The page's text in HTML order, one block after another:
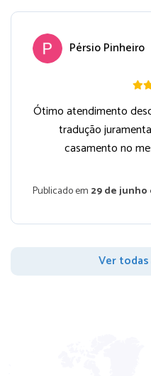
Pérsio Pinheiro
Ótimo atendimento
tradução
casamento no
Publicado em 29 de junho
Ver